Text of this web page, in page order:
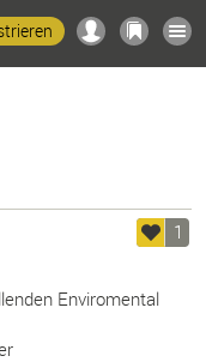
1
Enviromental